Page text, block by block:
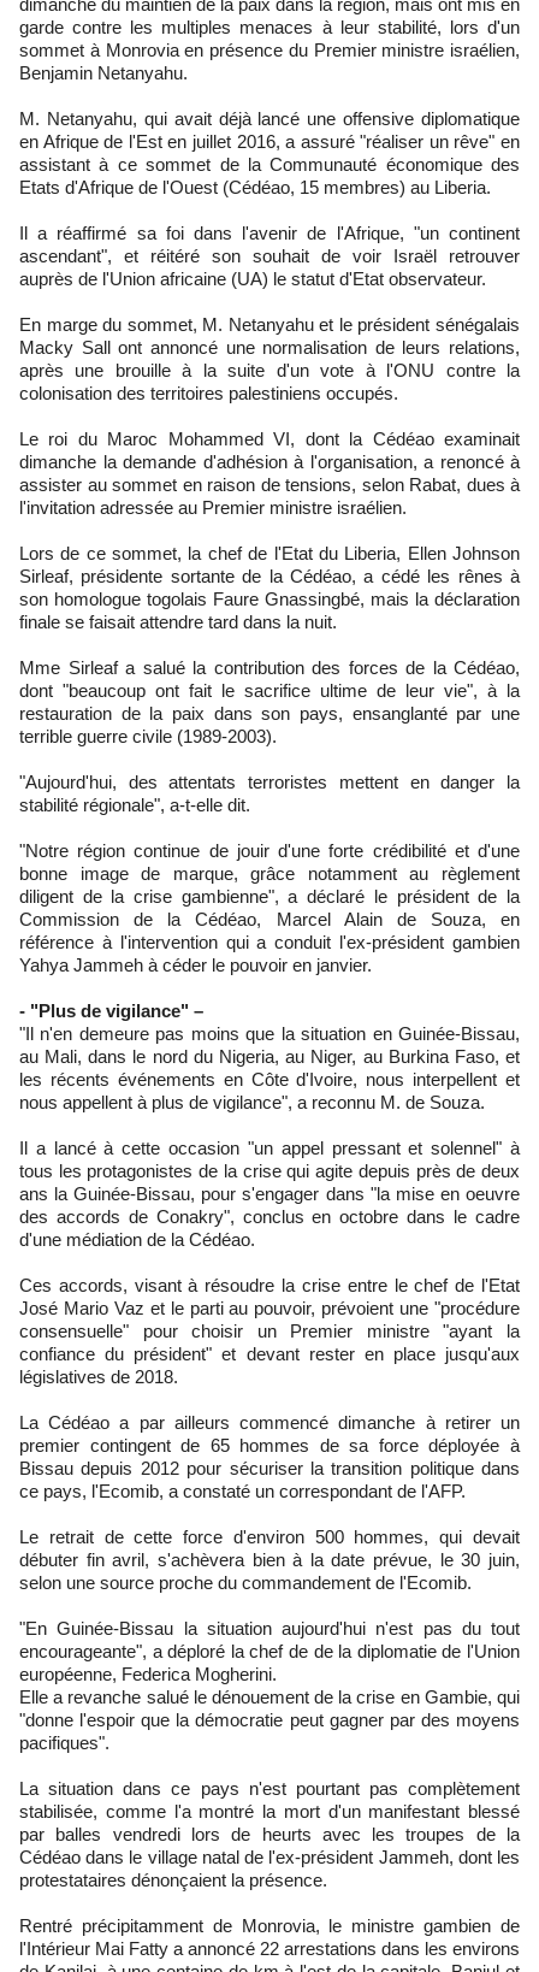
garde contre les multiples menaces à leur stabilité, lors d'un
sommet à Monrovia en présence du Premier ministre israélien,
Benjamin Netanyahu.
M. Netanyahu, qui avait déjà lancé une offensive diplomatique
en Afrique de l'Est en juillet 2016, a assuré "réaliser un rêve" en
assistant à ce sommet de la Communauté économique des
Etats d'Afrique de l'Ouest (Cédéao, 15 membres) au Liberia.
Il a réaffirmé sa foi dans l'avenir de l'Afrique, "un continent
ascendant", et réitéré son souhait de voir Israël retrouver
auprès de l'Union africaine (UA) le statut d'Etat observateur.
En marge du sommet, M. Netanyahu et le président sénégalais
Macky Sall ont annoncé une normalisation de leurs relations,
après une brouille à la suite d'un vote à l'ONU contre la
colonisation des territoires palestiniens occupés.
Le roi du Maroc Mohammed VI, dont la Cédéao examinait
dimanche la demande d'adhésion à l'organisation, a renoncé à
assister au sommet en raison de tensions, selon Rabat, dues à
l'invitation adressée au Premier ministre israélien.
Lors de ce sommet, la chef de l'Etat du Liberia, Ellen Johnson
Sirleaf, présidente sortante de la Cédéao, a cédé les rênes à
son homologue togolais Faure Gnassingbé, mais la déclaration
finale se faisait attendre tard dans la nuit.
Mme Sirleaf a salué la contribution des forces de la Cédéao,
dont "beaucoup ont fait le sacrifice ultime de leur vie", à la
restauration de la paix dans son pays, ensanglanté par une
terrible guerre civile (1989-2003).
"Aujourd'hui, des attentats terroristes mettent en danger la
stabilité régionale", a-t-elle dit.
"Notre région continue de jouir d'une forte crédibilité et d'une
bonne image de marque, grâce notamment au règlement
diligent de la crise gambienne", a déclaré le président de la
Commission de la Cédéao, Marcel Alain de Souza, en
référence à l'intervention qui a conduit l'ex-président gambien
Yahya Jammeh à céder le pouvoir en janvier.
- "Plus de vigilance" –
"Il n'en demeure pas moins que la situation en Guinée-Bissau,
au Mali, dans le nord du Nigeria, au Niger, au Burkina Faso, et
les récents événements en Côte d'Ivoire, nous interpellent et
nous appellent à plus de vigilance", a reconnu M. de Souza.
Il a lancé à cette occasion "un appel pressant et solennel" à
tous les protagonistes de la crise qui agite depuis près de deux
ans la Guinée-Bissau, pour s'engager dans "la mise en oeuvre
des accords de Conakry", conclus en octobre dans le cadre
d'une médiation de la Cédéao.
Ces accords, visant à résoudre la crise entre le chef de l'Etat
José Mario Vaz et le parti au pouvoir, prévoient une "procédure
consensuelle" pour choisir un Premier ministre "ayant la
confiance du président" et devant rester en place jusqu'aux
législatives de 2018.
La Cédéao a par ailleurs commencé dimanche à retirer un
premier contingent de 65 hommes de sa force déployée à
Bissau depuis 2012 pour sécuriser la transition politique dans
ce pays, l'Ecomib, a constaté un correspondant de l'AFP.
Le retrait de cette force d'environ 500 hommes, qui devait
débuter fin avril, s'achèvera bien à la date prévue, le 30 juin,
selon une source proche du commandement de l'Ecomib.
"En Guinée-Bissau la situation aujourd'hui n'est pas du tout
encourageante", a déploré la chef de de la diplomatie de l'Union
européenne, Federica Mogherini.
Elle a revanche salué le dénouement de la crise en Gambie, qui
"donne l'espoir que la démocratie peut gagner par des moyens
pacifiques".
La situation dans ce pays n'est pourtant pas complètement
stabilisée, comme l'a montré la mort d'un manifestant blessé
par balles vendredi lors de heurts avec les troupes de la
Cédéao dans le village natal de l'ex-président Jammeh, dont les
protestataires dénonçaient la présence.
Rentré précipitamment de Monrovia, le ministre gambien de
l'Intérieur Mai Fatty a annoncé 22 arrestations dans les environs